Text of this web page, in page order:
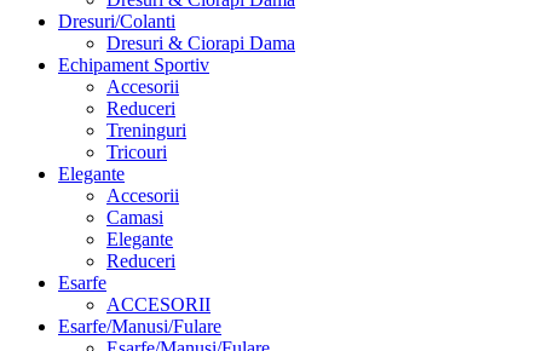
Dresuri/Colanti
Dresuri & Ciorapi Dama
Echipament Sportiv
Accesorii
Reduceri
Treninguri
Tricouri
Elegante
Accesorii
Camasi
Elegante
Reduceri
Esarfe
ACCESORII
Esarfe/Manusi/Fulare